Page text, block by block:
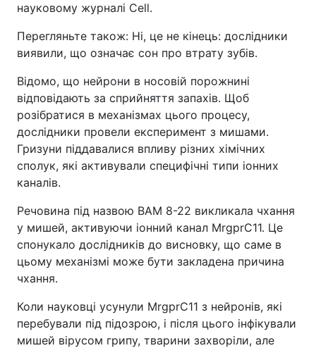
науковому журналі Cell.
Перегляньте також: Ні, це не кінець: дослідники
виявили, що означає сон про втрату зубів.
Відомо, що нейрони в носовій порожнині
відповідають за сприйняття запахів. Щоб
розібратися в механізмах цього процесу,
дослідники провели експеримент з мишами.
Гризуни піддавалися впливу різних хімічних
сполук, які активували специфічні типи іонних
каналів.
Речовина під назвою BAM 8-22 викликала чхання
у мишей, активуючи іонний канал MrgprC11. Це
спонукало дослідників до висновку, що саме в
цьому механізмі може бути закладена причина
чхання.
Коли науковці усунули MrgprC11 з нейронів, які
перебували під підозрою, і після цього інфікували
мишей вірусом грипу, тварини захворіли, але